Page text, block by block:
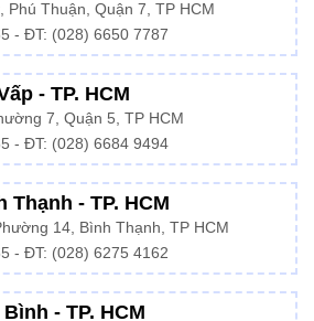
Phú Thuận, Quận 7, TP HCM
- ĐT: (028) 6650 7787
- TP. HCM
7, Quận 5, TP HCM
- ĐT: (028) 6684 9494
- TP. HCM
14, Bình Thạnh, TP HCM
- ĐT: (028) 6275 4162
- TP. HCM